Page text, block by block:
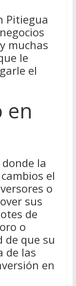
Pitiegua
muchas
le
el
en
la
el
o
sus
de
o
de que su
de las
en